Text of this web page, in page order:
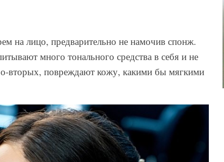
на лицо, предварительно не намочив спонж.
много тонального средства в себя и не
вторых, повреждают кожу, какими бы мягкими